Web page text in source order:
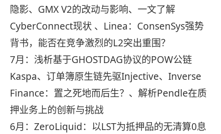
隐影、GMX V2的改动与影响、一文了解
CyberConnect现状 、Linea：ConsenSys强势
背书，能否在竞争激烈的L2突出重围？
7月：浅析基于GHOSTDAG协议的POW公链
Kaspa、订单簿原生链先驱Injective、Inverse
Finance：置之死地而后生？、解析Pendle在质
押业务上的创新与挑战
6月：ZeroLiquid：以LST为抵押品的无清算0息